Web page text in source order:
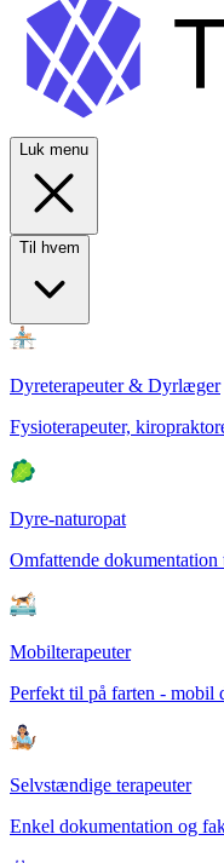
Luk menu
Til hvem
Dyreterapeuter & Dyrlæger
Fysioterapeuter,
Dyre-naturopat
Omfattende
Mobilterapeuter
Perfekt til på farten - mobil
Selvstændige terapeuter
Enkel dokumentation og